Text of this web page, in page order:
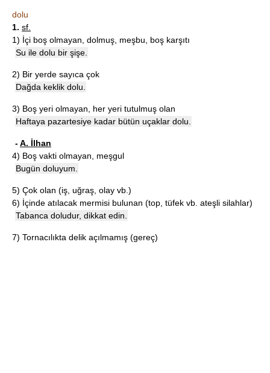
dolu
1. sf.
1) İçi boş olmayan, dolmuş, meşbu, boş karşıtı
Su ile dolu bir şişe.
2) Bir yerde sayıca çok
Dağda keklik dolu.
3) Boş yeri olmayan, her yeri tutulmuş olan
Haftaya pazartesiye kadar bütün uçaklar dolu.
-A. İlhan
4) Boş vakti olmayan, meşgul
Bugün doluyum.
5) Çok olan (iş, uğraş, olay vb.)
6) İçinde atılacak mermisi bulunan (top, tüfek vb. ateşli silahlar)
Tabanca doludur, dikkat edin.
7) Tornacılıkta delik açılmamış (gereç)